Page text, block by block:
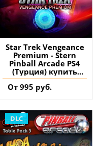
Star Trek Vengeance
Premium - Stern
Pinball Arcade PS4
(Турция) купить
дополнение на
аккаунт
От 995 руб.
DLC